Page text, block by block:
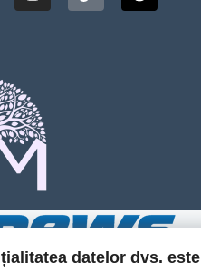
datelor dvs. este